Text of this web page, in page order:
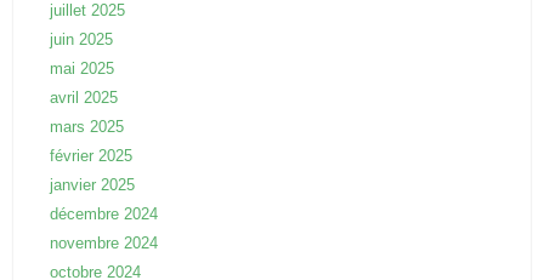
juillet 2025
juin 2025
mai 2025
avril 2025
mars 2025
février 2025
janvier 2025
décembre 2024
novembre 2024
octobre 2024